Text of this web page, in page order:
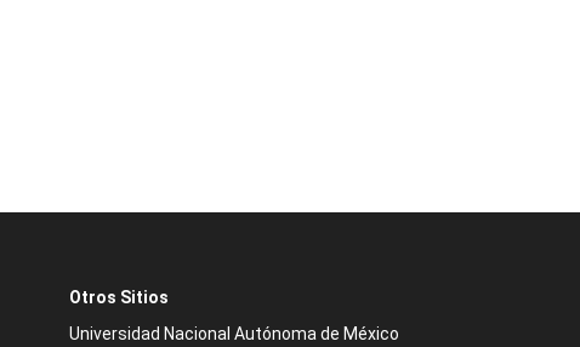
Otros Sitios
Universidad Nacional Autónoma de México